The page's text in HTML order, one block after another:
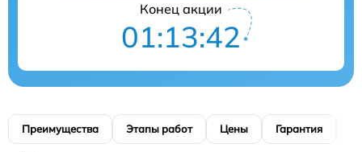
Конец акции
01:13:41
Преимущества Этапы работ Цены Гарантия